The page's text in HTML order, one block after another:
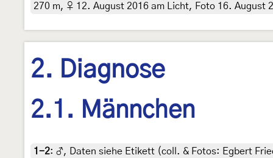
270 m, ♀ 12. August 2016 am Licht, Foto 16.
2. Diagnose
2.1. Männchen
1-2: ♂, Daten siehe Etikett (coll. & Fotos: Egbert